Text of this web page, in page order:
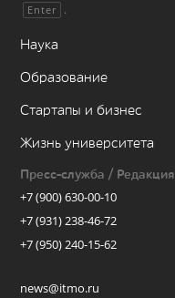
Enter .
Наука
Образование
Стартапы и бизнес
Жизнь университета
Пресс-служба / Редакция
+7 (900) 630-00-10
+7 (931) 238-46-72
+7 (950) 240-15-62
news@itmo.ru